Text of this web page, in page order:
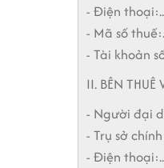
- Điện
- Mã số
- Tài khoản
II. BÊN
- Người đại
- Trụ sở
- Điện